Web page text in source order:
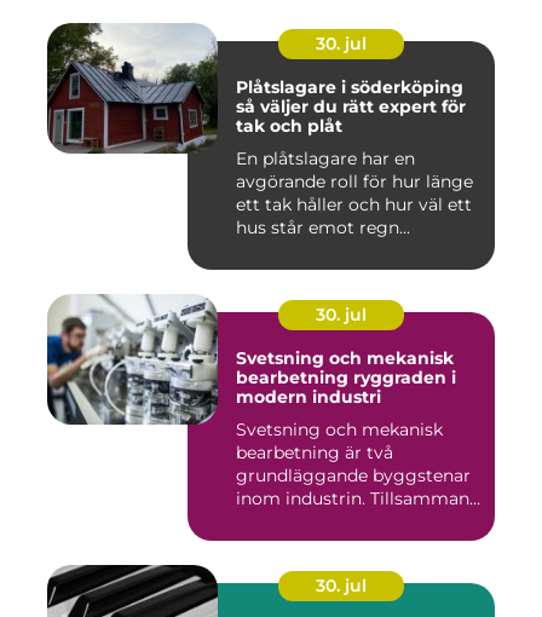
30. jul
Plåtslagare i söderköping
så väljer du rätt expert för
tak och plåt
En plåtslagare har en
avgörande roll för hur länge
ett tak håller och hur väl ett
hus står emot regn...
30. jul
Svetsning och mekanisk
bearbetning ryggraden i
modern industri
Svetsning och mekanisk
bearbetning är två
grundläggande byggstenar
inom industrin. Tillsammans
30. jul